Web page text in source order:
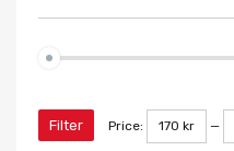
Filter Price: 170 kr —